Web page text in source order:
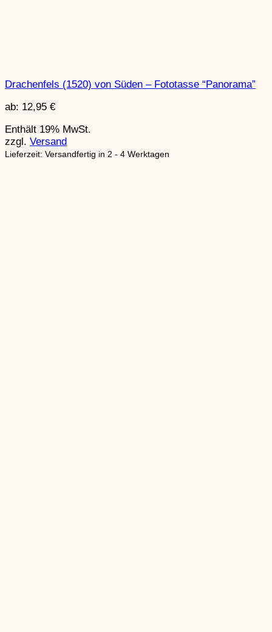
Drachenfels (1520) von Süden – Fototasse “Panorama”
ab: 12,95 €
Enthält 19% MwSt.
zzgl. Versand
Lieferzeit: Versandfertig in 2 - 4 Werktagen